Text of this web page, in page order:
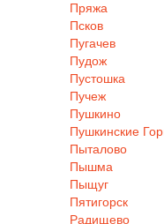
Пряжа
Псков
Пугачев
Пудож
Пустошка
Пучеж
Пушкино
Пушкинские
Пыталово
Пышма
Пыщуг
Пятигорск
Радищево